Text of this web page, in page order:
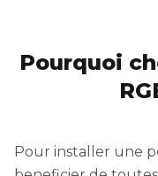
Pourquoi
Pour installer une